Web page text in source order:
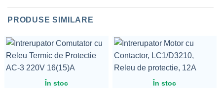
PRODUSE SIMILARE
În stoc În stoc